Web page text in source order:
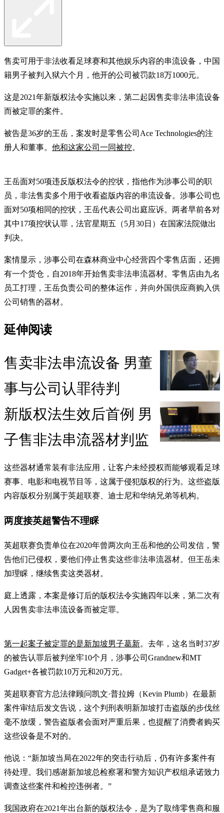
售卖可用于非法收看足球赛和其他娱乐内容的串流设备，中国
籍男子被判入狱六个月，他开的公司被罚款18万1000元。
这是2021年新版权法令实施以来，第二起因售卖非法串流设备
而被定罪的案件。
被告是36岁的王岳，案发时是零售公司Ace Technologies的注
册人和董事。 他和这家公司一同被控。
王岳面对50项违反版权法令的控状，指他作为涉事公司的职
员，非法售卖多个用于收看盗版内容的串流设备。涉事公司也
面对50项相同的控状，王岳代表公司出庭应诉。两者早前各对
其中17项控状认罪，法官星期五（5月30日）在国家法院做出
判决。
案情显示，涉事公司在森林商业中心经营四个零售店面，还拥
有一个货仓，自2018年开始售卖非法串流器材。零售店由九名
员工打理，王岳负责公司的整体运作，并向外国供应商购入供
公司销售的器材。
延伸阅读
售卖非法串流设备 男董
事与公司认罪待判
新版权法生效后首例 男
子售非法串流器材判监
这些器材通常装有非法应用，让客户未经授权而能够观看足球
赛事、电影和电视节目等，这属于侵犯版权的行为。这些盗版
内容版权分别属于英超联赛、迪士尼和华纳兄弟等机构。
两度接英超警告不理睬
英超联赛负责单位在2020年曾两次向王岳和他的公司发信，警
告他们已侵权，要他们停止售卖这些非法串流器材。但王岳未
加理睬，继续售卖这类器材。
庭上透露，本案是修订后的版权法令实施四年以来，第二次有
人因售卖非法串流设备而被定罪。
第一起案子被定罪的是新加坡男子葛新。去年，这名当时37岁
的被告认罪后被判坐牢10个月，涉事公司Grandnew和MT
Gadget+各被罚款10万元和20万元。
英超联赛官方总法律顾问凯文·普拉姆（Kevin Plumb）在最新
案件审结后发文告说，这个判刑表明新加坡打击盗版的步伐丝
毫不放缓，警告盗版者会面对严重后果，也提醒了消费者购买
这些设备是不对的。
他说：“新加坡当局在2022年的突击行动后，仍有许多案件有
待处理。我们感谢新加坡总检察署和警方知识产权组承诺致力
调查这些案件和检控违例者。”
我国政府在2021年出台新的版权法令，是为了取缔零售商和服